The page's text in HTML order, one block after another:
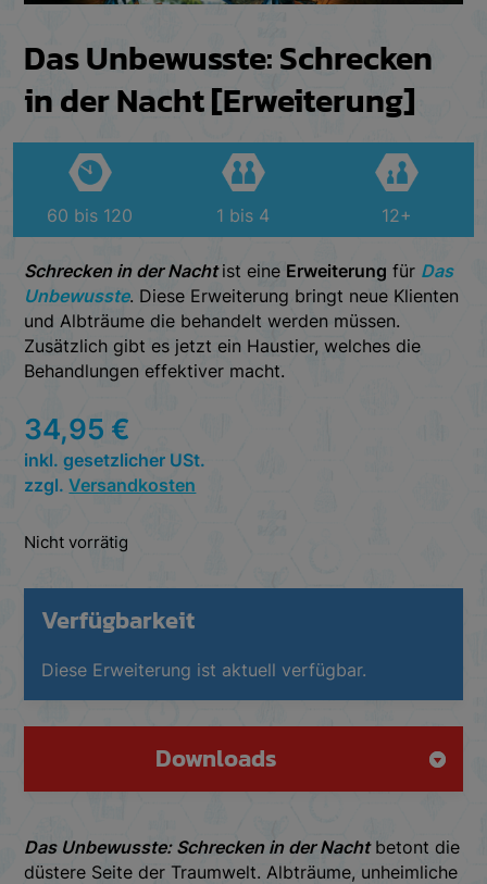
Das Unbewusste: Schrecken
in der Nacht [Erweiterung]
60 bis 120 1 bis 4 12+
Schrecken in der Nachtist eine Erweiterung für Das
Unbewusste. Diese Erweiterung bringt neue Klienten
und Albträume die behandelt werden müssen.
Zusätzlich gibt es jetzt ein Haustier, welches die
Behandlungen effektiver macht.
34,95 €
inkl. gesetzlicher USt.
zzgl.Versandkosten
Nicht vorrätig
Verfügbarkeit
Diese Erweiterung ist aktuell verfügbar.
Downloads
Das Unbewusste: Schrecken in der Nachtbetont die
düstere Seite der Traumwelt. Albträume, unheimliche